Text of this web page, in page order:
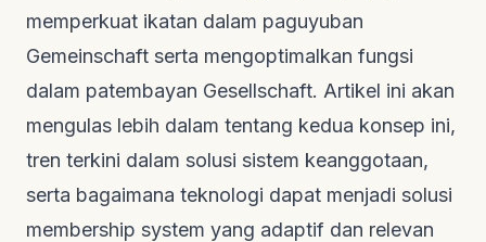
memperkuat ikatan dalam paguyuban
Gemeinschaft serta mengoptimalkan fungsi
dalam patembayan Gesellschaft. Artikel ini akan
mengulas lebih dalam tentang kedua konsep ini,
tren terkini dalam solusi sistem keanggotaan,
serta bagaimana teknologi dapat menjadi solusi
membership system yang adaptif dan relevan